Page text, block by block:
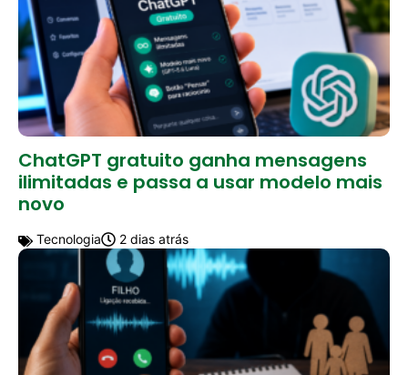
ChatGPT gratuito ganha mensagens
ilimitadas e passa a usar modelo mais
novo
Tecnologia 2 dias atrás